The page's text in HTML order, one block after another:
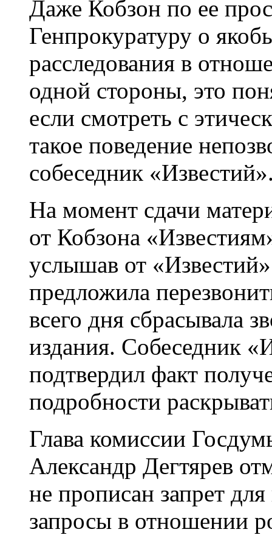
Даже Кобзон по ее
Генпрокуратуру о
расследования в
одной стороны, это
если смотреть с
такое поведение
собеседник
На момент сдачи
от Кобзона
услышав от
предложила
всего дня сбрасывала
издания. Собеседник
подтвердил факт
подробности
Глава комиссии
Александр Дегтярев
не прописан запрет
запросы в отношении